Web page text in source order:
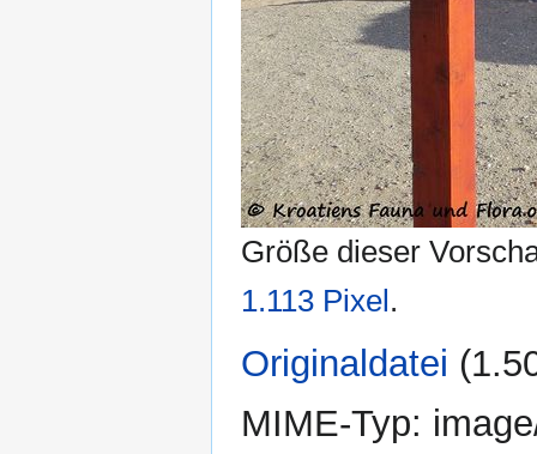
Größe dieser
1.113 Pixel.
Originaldatei
MIME-Typ: